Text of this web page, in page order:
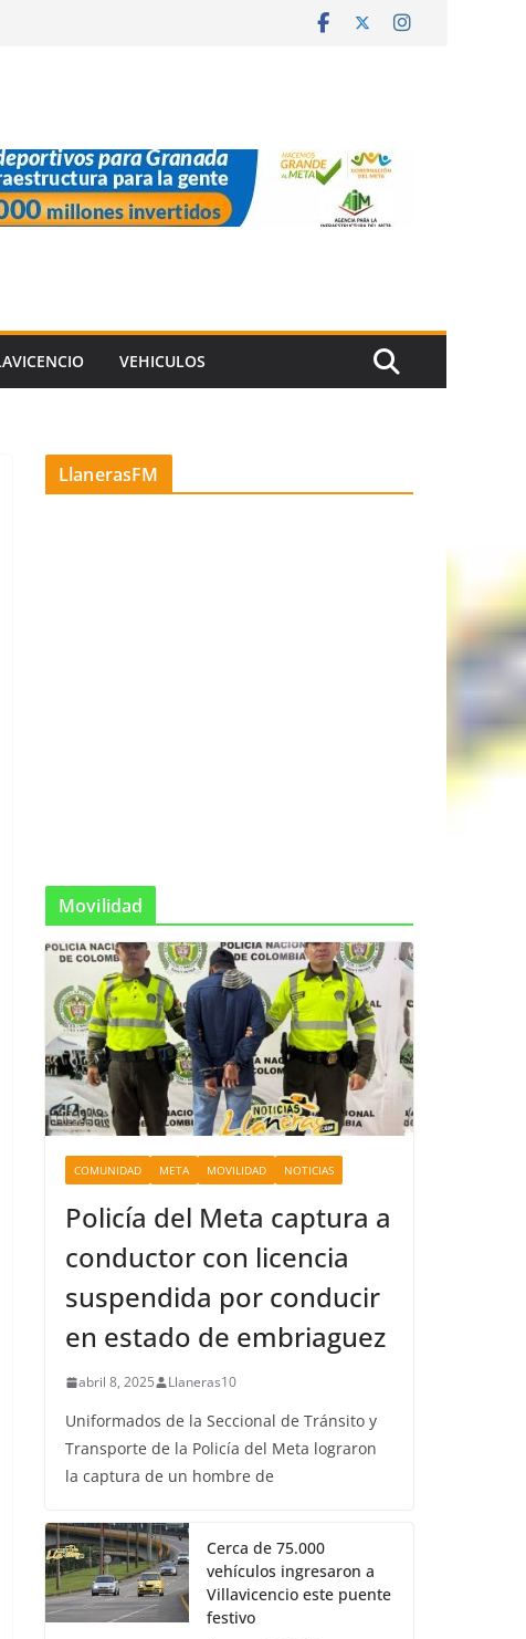
VEHICULOS
LlanerasFM
Movilidad
COMUNIDAD META MOVILIDAD NOTICIAS
Policía del Meta captura a
conductor con licencia
suspendida por conducir
en estado de embriaguez
abril 8, 2025 Llaneras10
Uniformados de la Seccional de Tránsito y
Transporte de la Policía del Meta lograron
la captura de un hombre de
Cerca de 75.000
vehículos ingresaron a
Villavicencio este puente
festivo